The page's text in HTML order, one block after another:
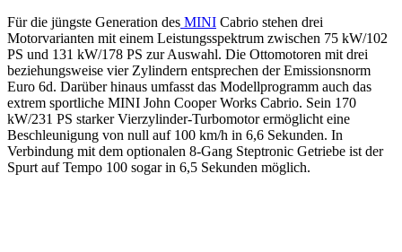
Für die jüngste Generation des MINI Cabrio stehen drei
Motorvarianten mit einem Leistungsspektrum zwischen 75 kW/102
PS und 131 kW/178 PS zur Auswahl. Die Ottomotoren mit drei
beziehungsweise vier Zylindern entsprechen der Emissionsnorm
Euro 6d. Darüber hinaus umfasst das Modellprogramm auch das
extrem sportliche MINI John Cooper Works Cabrio. Sein 170
kW/231 PS starker Vierzylinder-Turbomotor ermöglicht eine
Beschleunigung von null auf 100 km/h in 6,6 Sekunden. In
Verbindung mit dem optionalen 8-Gang Steptronic Getriebe ist der
Spurt auf Tempo 100 sogar in 6,5 Sekunden möglich.